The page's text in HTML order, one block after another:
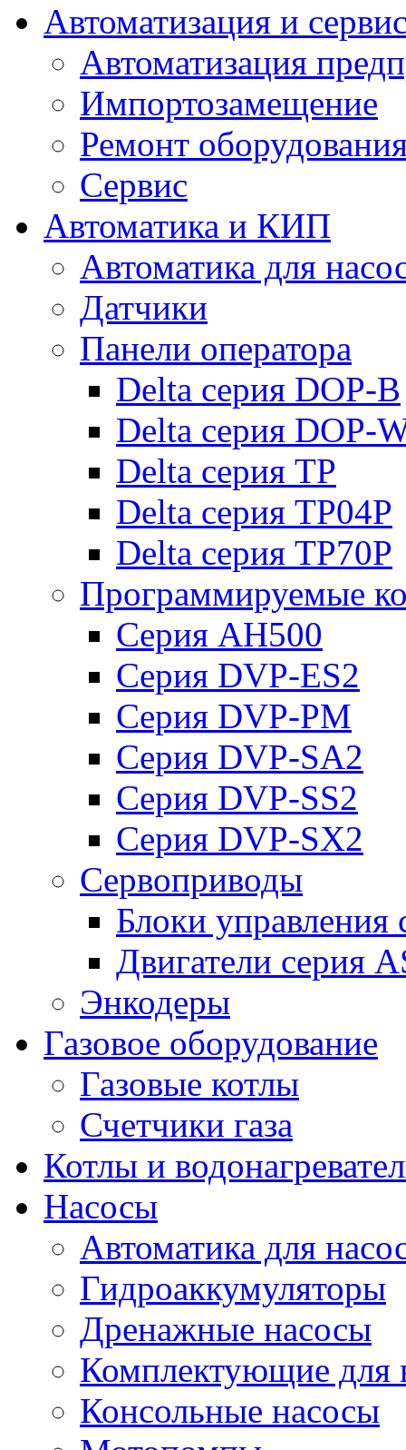
Автоматизация и
Автоматизация
Импортозамещение
Ремонт
Сервис
Автоматика и КИП
Автоматика для
Датчики
Панели оператора
Delta серия DOP-B
Delta серия DOP-
Delta серия TP
Delta серия TP04P
Delta серия TP70P
Программируемые
Серия AH500
Серия DVP-ES2
Серия DVP-PM
Серия DVP-SA2
Серия DVP-SS2
Серия DVP-SX2
Сервоприводы
Блоки
Двигатели серия
Энкодеры
Газовое оборудование
Газовые котлы
Счетчики газа
Котлы и
Насосы
Автоматика для
Гидроаккумуляторы
Дренажные насосы
Комплектующие для
Консольные насосы